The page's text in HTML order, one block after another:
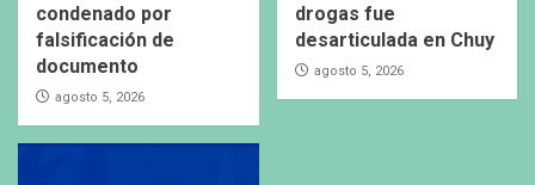
condenado por
falsificación de
documento
agosto 5, 2026
drogas fue
desarticulada en Chuy
agosto 5, 2026